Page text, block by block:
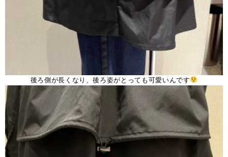
後ろ側が長くなり、後ろ姿がとっても可愛いんです